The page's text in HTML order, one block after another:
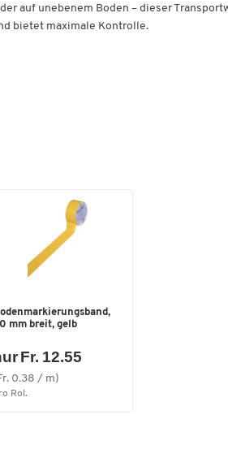
auf unebenem Boden – dieser
bietet maximale Kontrolle.
mm breit, gelb
Fr. 12.55
0.38 / m)
Rol.